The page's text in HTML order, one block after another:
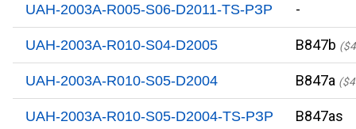
UAH-2003A-R005-S06-D2011-TS-PЗР -
UAH-2003A-R010-S04-D2005 B847b
UAH-2003A-R010-S05-D2004 B847a
UAH-2003A-R010-S05-D2004-TS-PЗР B847as